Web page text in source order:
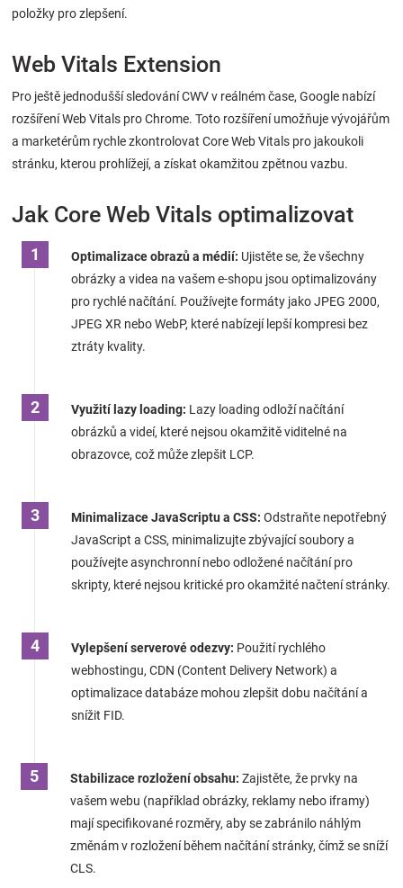
položky pro zlepšení.
Web Vitals Extension
Pro ještě jednodušší sledování CWV v reálném čase, Google nabízí
rozšíření Web Vitals pro Chrome. Toto rozšíření umožňuje vývojářům
a marketérům rychle zkontrolovat Core Web Vitals pro jakoukoli
stránku, kterou prohlížejí, a získat okamžitou zpětnou vazbu.
Jak Core Web Vitals optimalizovat
Optimalizace obrazů a médií: Ujistěte se, že všechny
obrázky a videa na vašem e-shopu jsou optimalizovány
pro rychlé načítání. Používejte formáty jako JPEG 2000,
JPEG XR nebo WebP, které nabízejí lepší kompresi bez
ztráty kvality.
Využití lazy loading: Lazy loading odloží načítání
obrázků a videí, které nejsou okamžitě viditelné na
obrazovce, což může zlepšit LCP.
Minimalizace JavaScriptu a CSS: Odstraňte nepotřebný
JavaScript a CSS, minimalizujte zbývající soubory a
používejte asynchronní nebo odložené načítání pro
skripty, které nejsou kritické pro okamžité načtení stránky.
Vylepšení serverové odezvy: Použití rychlého
webhostingu, CDN (Content Delivery Network) a
optimalizace databáze mohou zlepšit dobu načítání a
snížit FID.
Stabilizace rozložení obsahu: Zajistěte, že prvky na
vašem webu (například obrázky, reklamy nebo iframy)
mají specifikované rozměry, aby se zabránilo náhlým
změnám v rozložení během načítání stránky, čímž se sníží
CLS.